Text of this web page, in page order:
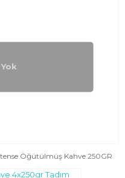
Öğütülmüş Kahve 250GR